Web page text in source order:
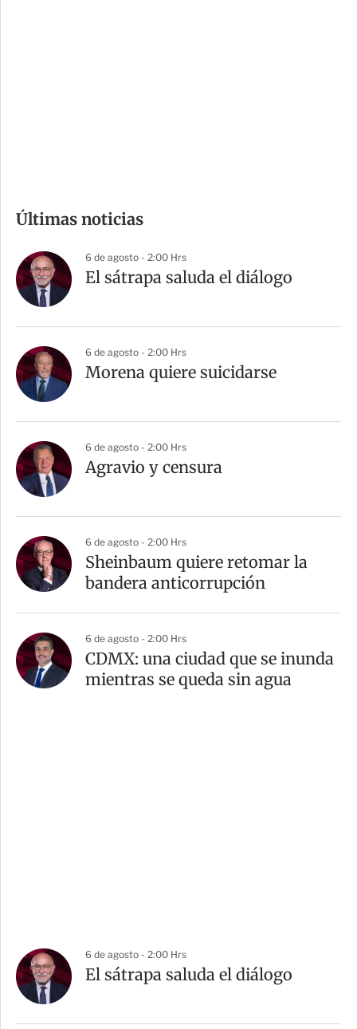
p
a
r
t
Últimas noticias
6 de agosto - 2:00 Hrs
El sátrapa saluda el diálogo
6 de agosto - 2:00 Hrs
Morena quiere suicidarse
6 de agosto - 2:00 Hrs
Agravio y censura
6 de agosto - 2:00 Hrs
Sheinbaum quiere retomar la
bandera anticorrupción
6 de agosto - 2:00 Hrs
CDMX: una ciudad que se inunda
mientras se queda sin agua
6 de agosto - 2:00 Hrs
El sátrapa saluda el diálogo